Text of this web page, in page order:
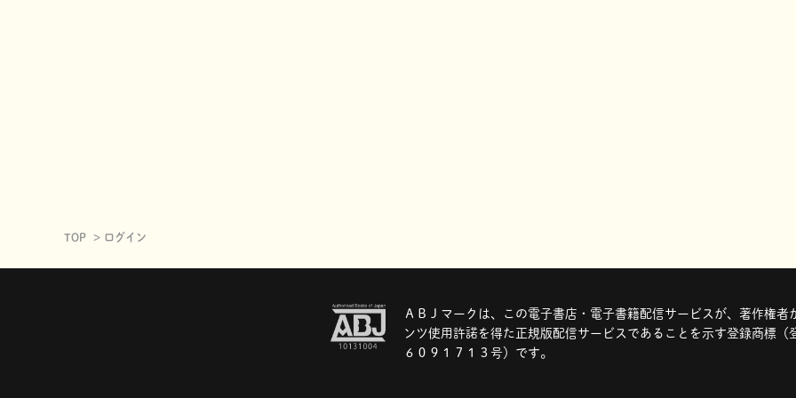
TOP ログイン
ＡＢＪマークは、この電子書店・電子書籍配信サービスが、著作権者
ンツ使用許諾を得た正規版配信サービスであることを示す登録商標（
６０９１７１３号）です。